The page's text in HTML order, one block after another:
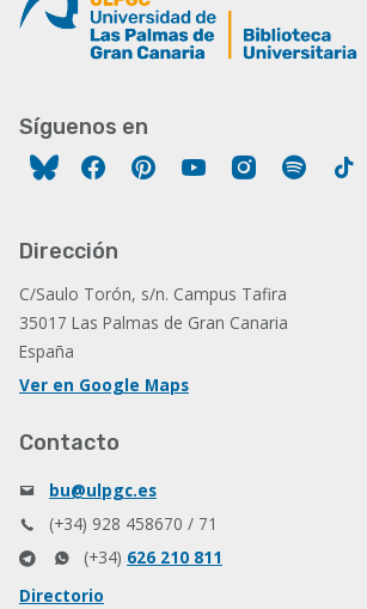
Síguenos en
FacebookPinterestYouTubeInstagram
Spotify
Dirección
C/Saulo Torón, s/n. Campus Tafira
35017 Las Palmas de Gran Canaria
España
Ver en Google Maps
Contacto
bu@ulpgc.es
(+34) 928 458670 / 71
(+34) 626 210 811
Directorio